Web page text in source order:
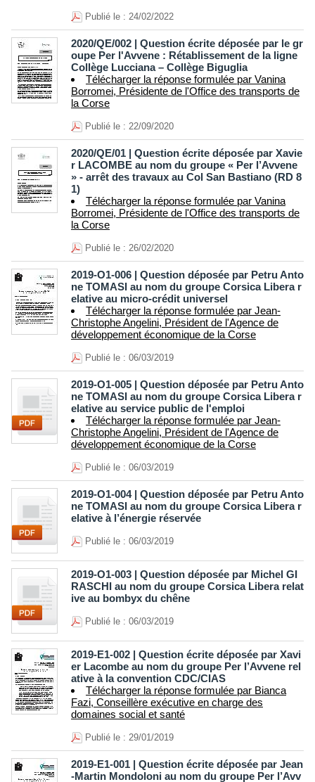
Publié le : 24/02/2022
2020/QE/002 | Question écrite déposée par le gr
oupe Per l'Avvene : Rétablissement de la ligne
Collège Lucciana – Collège Biguglia
Télécharger la réponse formulée par Vanina
Borromei, Présidente de l'Office des transports de
la Corse
Publié le : 22/09/2020
2020/QE/01 | Question écrite déposée par Xavie
r LACOMBE au nom du groupe « Per l’Avvene
» - arrêt des travaux au Col San Bastiano (RD 8
1)
Télécharger la réponse formulée par Vanina
Borromei, Présidente de l'Office des transports de
la Corse
Publié le : 26/02/2020
2019-O1-006 | Question déposée par Petru Anto
ne TOMASI au nom du groupe Corsica Libera r
elative au micro-crédit universel
Télécharger la réponse formulée par Jean-
Christophe Angelini, Président de l'Agence de
développement économique de la Corse
Publié le : 06/03/2019
2019-O1-005 | Question déposée par Petru Anto
ne TOMASI au nom du groupe Corsica Libera r
elative au service public de l'emploi
Télécharger la réponse formulée par Jean-
Christophe Angelini, Président de l'Agence de
développement économique de la Corse
Publié le : 06/03/2019
2019-O1-004 | Question déposée par Petru Anto
ne TOMASI au nom du groupe Corsica Libera r
elative à l’énergie réservée
Publié le : 06/03/2019
2019-O1-003 | Question déposée par Michel GI
RASCHI au nom du groupe Corsica Libera relat
ive au bombyx du chêne
Publié le : 06/03/2019
2019-E1-002 | Question écrite déposée par Xavi
er Lacombe au nom du groupe Per l’Avvene rel
ative à la convention CDC/CIAS
Télécharger la réponse formulée par Bianca
Fazi, Conseillère exécutive en charge des
domaines social et santé
Publié le : 29/01/2019
2019-E1-001 | Question écrite déposée par Jean
-Martin Mondoloni au nom du groupe Per l’Avv